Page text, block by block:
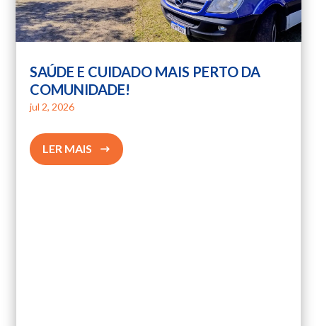
SAÚDE E CUIDADO MAIS PERTO DA
COMUNIDADE!
jul 2, 2026
LER MAIS